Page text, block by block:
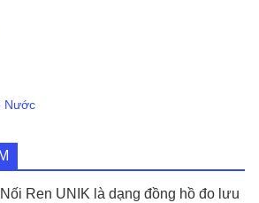
Nước
Ren UNIK là dạng đồng hồ đo lưu